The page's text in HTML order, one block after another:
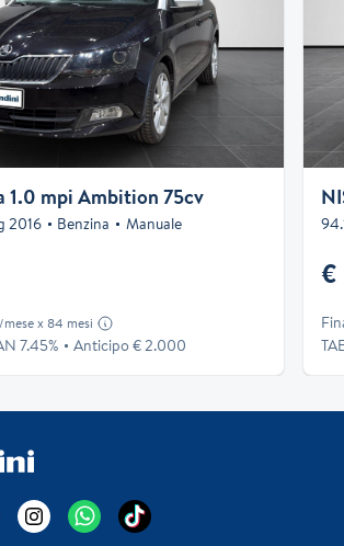
1.0 mpi Ambition 75cv
2016 Benzina Manuale
/mese x 84 mesi
7.45% Anticipo € 2.000
€